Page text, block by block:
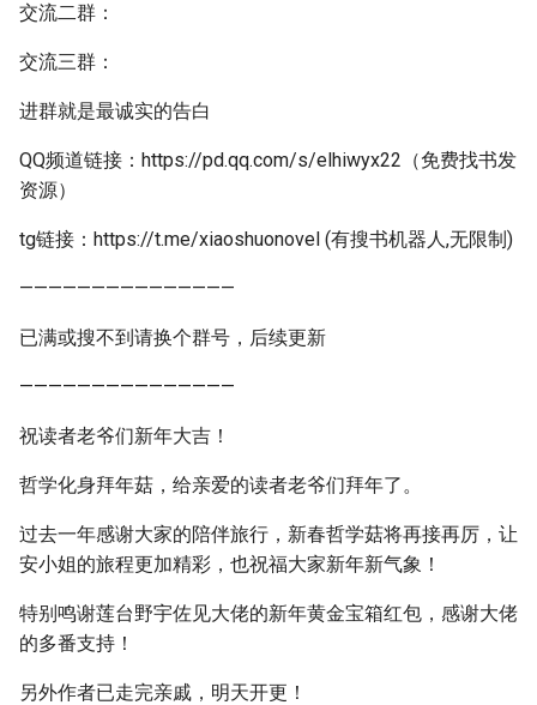
交流二群：
交流三群：
进群就是最诚实的告白
QQ频道链接：https://pd.qq.com/s/elhiwyx22（免费找书发
资源）
tg链接：https://t.me/xiaoshuonovel (有搜书机器人,无限制)
———————————————
已满或搜不到请换个群号，后续更新
———————————————
祝读者老爷们新年大吉！
哲学化身拜年菇，给亲爱的读者老爷们拜年了。
过去一年感谢大家的陪伴旅行，新春哲学菇将再接再厉，让
安小姐的旅程更加精彩，也祝福大家新年新气象！
特别鸣谢莲台野宇佐见大佬的新年黄金宝箱红包，感谢大佬
的多番支持！
另外作者已走完亲戚，明天开更！